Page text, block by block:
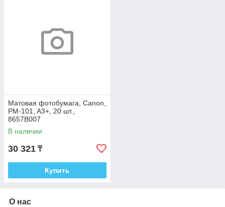
Матовая фотобумага, Canon,
PM-101, A3+, 20 шт.,
8657B007
В наличии
30 321 ₸
Купить
О нас